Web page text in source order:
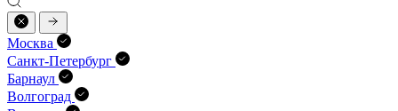
Москва
Санкт-Петербург
Барнаул
Волгоград